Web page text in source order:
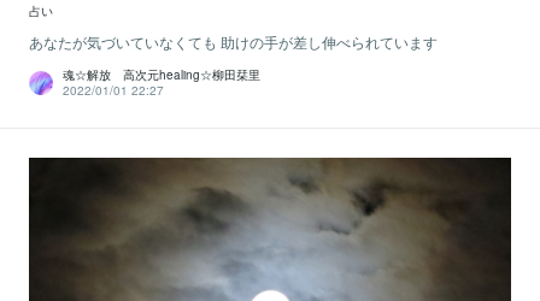
占い
あなたが気づいていなくても 助けの手が差し伸べられています
魂☆解放 高次元healing☆柳田栞里
2022/01/01 22:27